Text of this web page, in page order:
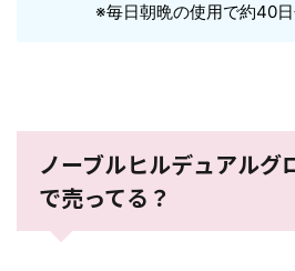
※毎日朝晩の使用で約40
ノーブルヒルデュアルグ
で売ってる？